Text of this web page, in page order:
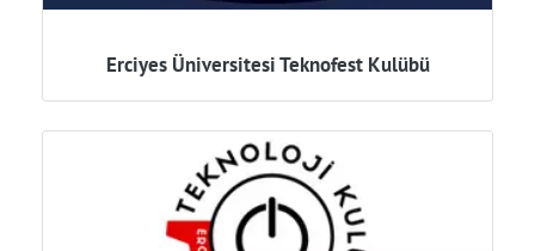
Erciyes Üniversitesi Teknofest Kulübü